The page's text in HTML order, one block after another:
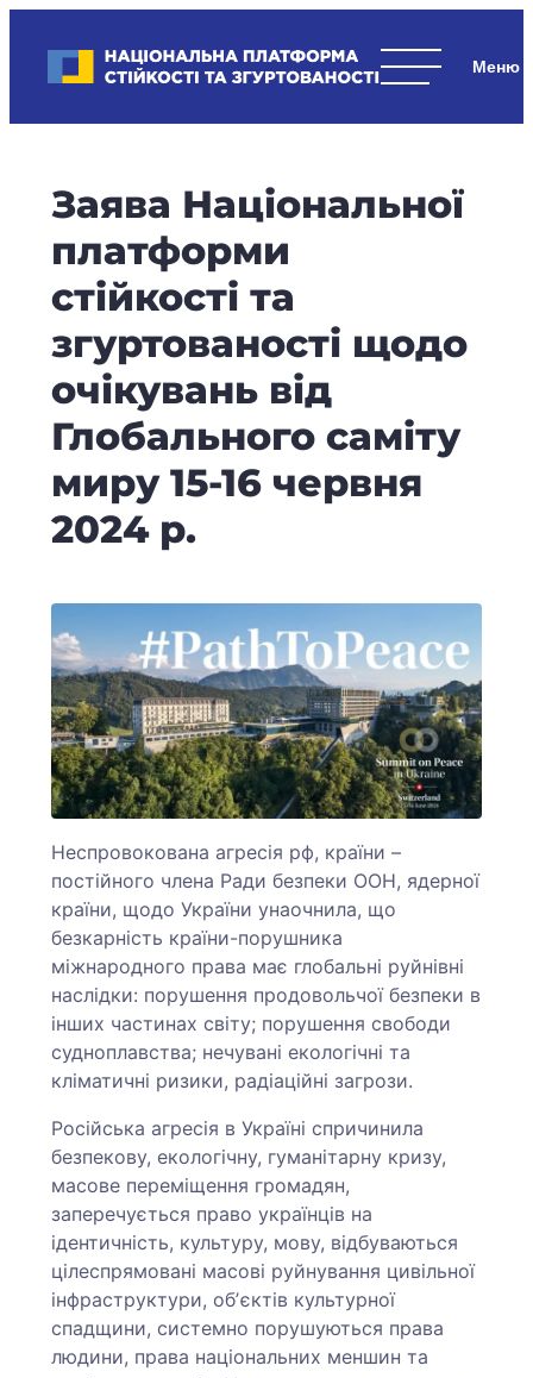
content
Національна платформа стійкості та згуртованості
стратегічні
стійкість
держави
та
суспільства,
та
єдність.
Заява Національної
платформи
стійкості та
згуртованості щодо
очікувань від
Глобального саміту
миру 15-16 червня
2024 р.
Неспровокована агресія рф, країни –
постійного члена Ради безпеки ООН, ядерної
країни, щодо України унаочнила, що
безкарність країни-порушника
міжнародного права має глобальні руйнівні
наслідки: порушення продовольчої безпеки в
інших частинах світу; порушення свободи
судноплавства; нечувані екологічні та
кліматичні ризики, радіаційні загрози.
Російська агресія в Україні спричинила
безпекову, екологічну, гуманітарну кризу,
масове переміщення громадян,
заперечується право українців на
ідентичність, культуру, мову, відбуваються
цілеспрямовані масові руйнування цивільної
інфраструктури, обʼєктів культурної
спадщини, системно порушуються права
людини, права національних меншин та